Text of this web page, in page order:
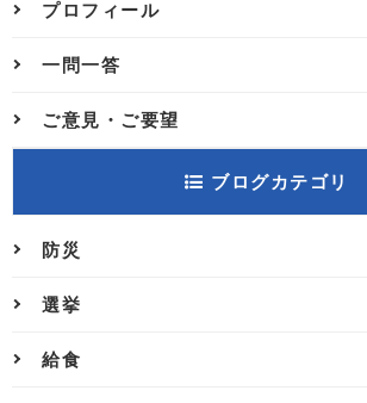
プロフィール
一問一答
ご意見・ご要望
ブログカテゴリ
防災
選挙
給食